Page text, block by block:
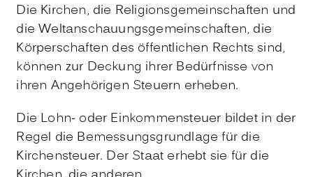
Die Kirchen, die Religionsgemeinschaften und
die Weltanschauungsgemeinschaften, die
Körperschaften des öffentlichen Rechts sind,
können zur Deckung ihrer Bedürfnisse von
ihren Angehörigen Steuern erheben.
Die Lohn- oder Einkommensteuer bildet in der
Regel die Bemessungsgrundlage für die
Kirchensteuer. Der Staat erhebt sie für die